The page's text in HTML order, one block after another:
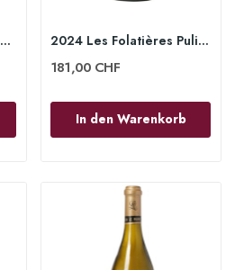
2024 Cailleret Chassagne-Montrachet 1er Cru... 2024 Les Folatières Puligny Montrachet 1er Cru...
181,00 CHF
In den Warenkorb